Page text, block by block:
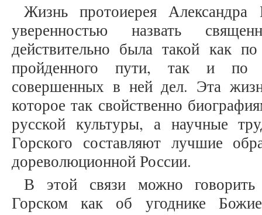
Жизнь протоиерея
уверенностью назвать
действительно была такой как
пройденного пути, так и по
совершенных в ней дел. Эта
которое так свойственно
русской культуры, а научные
Горского составляют лучшие
дореволюционной России.
В этой связи можно говорить
Горском как об угоднике